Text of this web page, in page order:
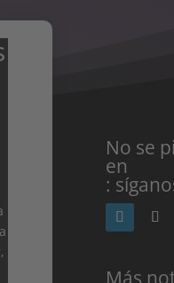
No se
en
:
Más